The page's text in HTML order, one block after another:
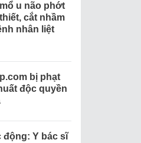
u não phớt
cắt nhầm
nhân liệt
bị phạt
độc quyền
động: Y bác sĩ